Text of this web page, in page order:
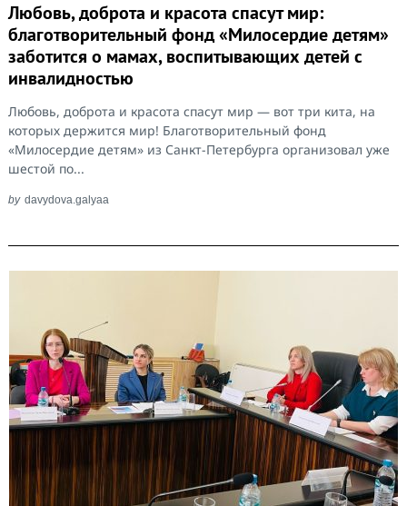
Любовь, доброта и красота спасут мир:
благотворительный фонд «Милосердие детям»
заботится о мамах, воспитывающих детей с
инвалидностью
Любовь, доброта и красота спасут мир — вот три кита, на
которых держится мир! Благотворительный фонд
«Милосердие детям» из Санкт-Петербурга организовал уже
шестой по...
by davydova.galyaa